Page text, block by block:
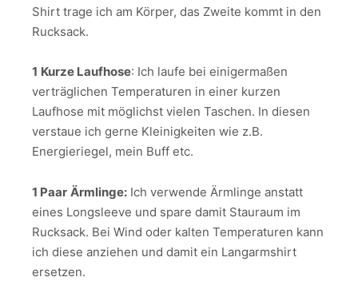
Shirt trage ich am Körper, das Zweite kommt in den
Rucksack.
1 Kurze Laufhose: Ich laufe bei einigermaßen
verträglichen Temperaturen in einer kurzen
Laufhose mit möglichst vielen Taschen. In diesen
verstaue ich gerne Kleinigkeiten wie z.B.
Energieriegel, mein Buff etc.
1 Paar Ärmlinge: Ich verwende Ärmlinge anstatt
eines Longsleeve und spare damit Stauraum im
Rucksack. Bei Wind oder kalten Temperaturen kann
ich diese anziehen und damit ein Langarmshirt
ersetzen.